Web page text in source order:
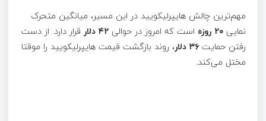
مهم‌ترین چالش هایپرلیکویید در این مسیر، میانگین متحرک
نمایی
است که امروز در حوالی ۴۲ دلار
قرار دارد. از دست
رفتن حمایت۳۶ دلار
، روند بازگشت قیمت هایپرلیکویید را موقتا
مختل می‌کند.